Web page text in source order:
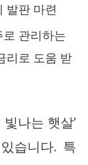
발판 마련
관리하는
리로 도움 받
나는 햇살’
습니다. 특